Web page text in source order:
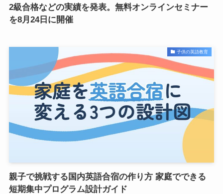
2級合格などの実績を発表。無料オンラインセミナー
を8月24日に開催
子供の英語教育
親子で挑戦する国内英語合宿の作り方 家庭でできる
短期集中プログラム設計ガイド